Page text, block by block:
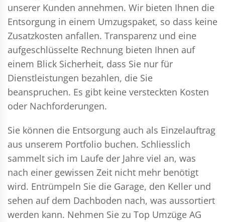
unserer Kunden annehmen. Wir bieten Ihnen die
Entsorgung in einem Umzugspaket, so dass keine
Zusatzkosten anfallen. Transparenz und eine
aufgeschlüsselte Rechnung bieten Ihnen auf
einem Blick Sicherheit, dass Sie nur für
Dienstleistungen bezahlen, die Sie
beanspruchen. Es gibt keine versteckten Kosten
oder Nachforderungen.
Sie können die Entsorgung auch als Einzelauftrag
aus unserem Portfolio buchen. Schliesslich
sammelt sich im Laufe der Jahre viel an, was
nach einer gewissen Zeit nicht mehr benötigt
wird. Entrümpeln Sie die Garage, den Keller und
sehen auf dem Dachboden nach, was aussortiert
werden kann. Nehmen Sie zu Top Umzüge AG